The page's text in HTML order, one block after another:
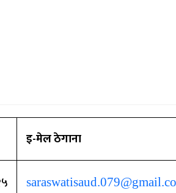
इ-मेल ठेगाना